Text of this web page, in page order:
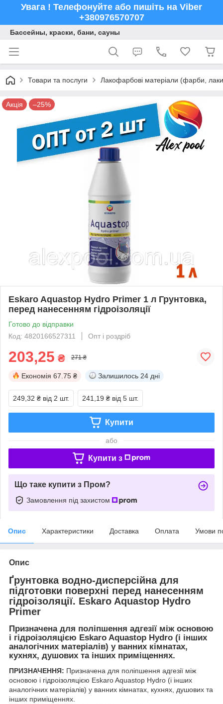
Увага ! Телефонуйте або пишіть на Viber
+380976570707
Бассейны, краски, бани, сауны
Товари та послуги Лакофарбові матеріали (фарби,
Акція –25%
Eskaro Aquastop Hydro Primer 1 л Грунтовка,
перед нанесенням гідроізоляції
Готово до відправки
Код: 4820166527311
Опт і роздріб
203,25 ₴ 271 ₴
Економія 67.75 ₴ Залишилось 24 дні
249,32 ₴ від 2 шт. 241,19 ₴ від 5 шт.
Купити
або
Купити з
Що таке купити з Пром?
Замовлення під захистом
Опис Характеристики Доставка Оплата Умови
Опис
Ґрунтовка водно-дисперсійна для
підготовки поверхні перед нанесенням
гідроізоляції. Eskaro Aquastop Hydro
Primer
Призначена для поліпшення адгезії між основою
і гідроізоляцією Eskaro Aquastop Hydro (і інших
аналогічних матеріалів) у ванних кімнатах,
кухнях, душових та інших приміщеннях.
ПРИЗНАЧЕННЯ: Призначена для поліпшення адгезії між
основою і гідроізоляцією Eskaro Aquastop Hydro (і інших
аналогічних матеріалів) у ванних кімнатах, кухнях, душових та
інших приміщеннях.